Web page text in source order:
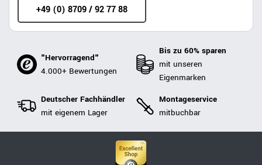
+49 (0) 8709 / 92 77 88
"Hervorragend"
4.000+ Bewertungen
Bis zu 60% sparen
mit unseren
Eigenmarken
Deutscher Fachhändler
mit eigenem Lager
Montageservice
mitbuchbar